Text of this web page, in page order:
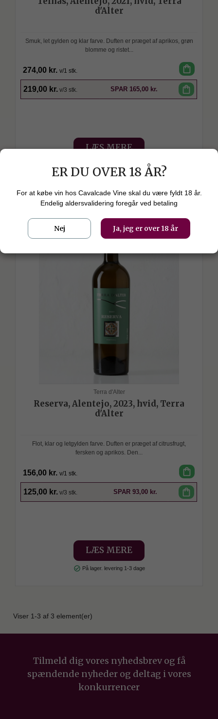
d'Alter
Smuk, let gylden og klar farve. Duften er præget af aprikos, grøn
blomme og ristet...
274,00 kr. v/1 stk. shopping_bag
219,00 kr. v/3 stk. SPAR 165,00 kr. shopping_bag
LÆS MERE
Terra d'Alter
Reserva, Alentejo, 2023, hvid, Terra
d'Alter
Flot, klar og letgylden farve. Duften er præget af citrusfrugt,
fersken og aprikos. Den...
156,00 kr. v/1 stk. shopping_bag
125,00 kr. v/3 stk. SPAR93,00 kr. shopping_bag
LÆS MERE
check_circle På lager. levering 1-3 dage
Viser 1-3 af 3 element(er)
Tilmeld dig vores nyhedsbrev og få
spændende nyheder og deltag i vores
konkurrencer
ER DU OVER 18 ÅR?
For at købe vin hos Cavalcade Vine skal du være fyldt 18 år.
Endelig aldersvalidering foregår ved betaling
Nej Ja, jeg er over 18 år